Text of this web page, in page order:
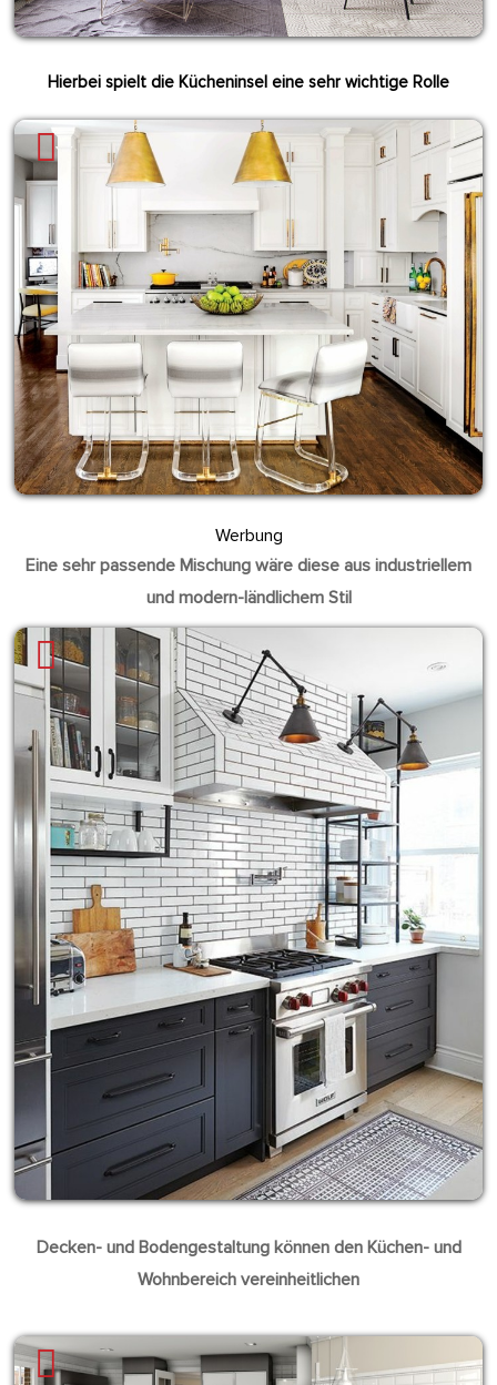
Hierbei spielt die Kücheninsel eine sehr wichtige Rolle
Werbung
Eine sehr passende Mischung wäre diese aus industriellem
und modern-ländlichem Stil
Decken- und Bodengestaltung können den Küchen- und
Wohnbereich vereinheitlichen